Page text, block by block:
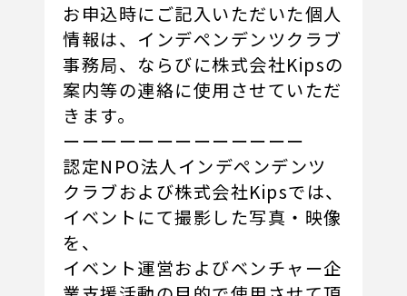
お申込時にご記入いただいた個人
情報は、インデペンデンツクラブ
事務局、ならびに株式会社Kipsの
案内等の連絡に使用させていただ
きます。
ーーーーーーーーーーーーー
認定NPO法人インデペンデンツ
クラブおよび株式会社Kipsでは、
イベントにて撮影した写真・映像
を、
イベント運営およびベンチャー企